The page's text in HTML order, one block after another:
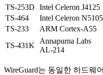
TS-253D
Intel Celeron J4125
TS-464
Intel Celeron N5105
TS-233
ARM Cortex-A55
TS-431K
Annapurna Labs
AL-214
WireGuard는 동일한 하드웨